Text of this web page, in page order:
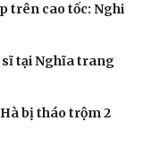
trên cao tốc: Nghi
sĩ tại Nghĩa trang
bị tháo trộm 2